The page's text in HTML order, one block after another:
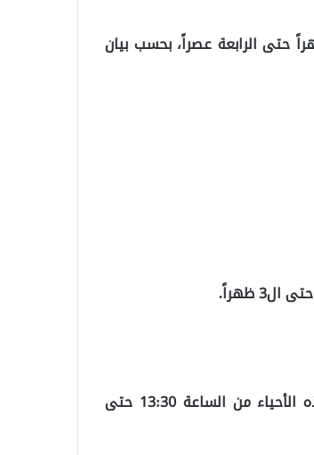
حتى الرابعة عصراً، بحسب بيان
يشيل كنت، باغ افلار، مافيكنت، مرمرجيلار ستنقطع الكهرباء في هذه الأحياء من الساعة 13:30 حتى